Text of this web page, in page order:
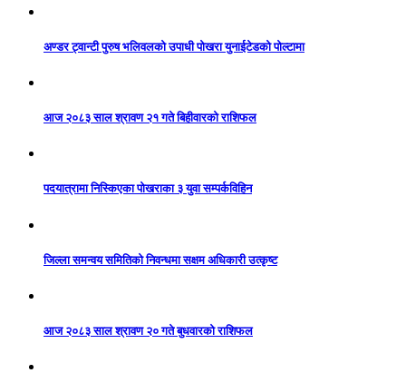
अण्डर ट्वान्टी पुरुष भलिवलको उपाधी पोखरा युनाईटेडको पोल्टामा
आज २०८३ साल श्रावण २१ गते बिहीवारको राशिफल
पदयात्रामा निस्किएका पोखराका ३ युवा सम्पर्कविहिन
जिल्ला समन्वय समितिको निवन्धमा सक्षम अधिकारी उत्कृष्ट
आज २०८३ साल श्रावण २० गते बुधवारको राशिफल